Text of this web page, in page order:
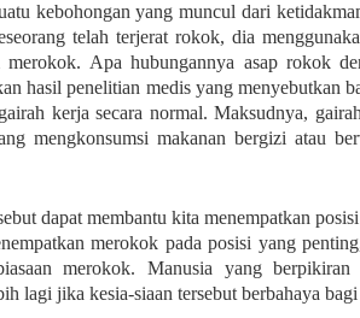
kebohongan yang muncul dari
telah terjerat rokok, dia
Apa hubungannya asap rokok
hasil penelitian medis yang menyebutkan
kerja secara normal. Maksudnya,
mengkonsumsi makanan bergizi atau
dapat membantu kita menempatkan
merokok pada posisi yang
merokok. Manusia yang
lagi jika kesia-siaan tersebut berbahaya